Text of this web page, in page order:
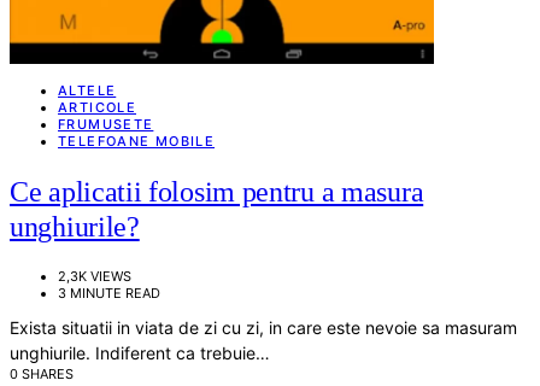
ALTELE
ARTICOLE
FRUMUSETE
TELEFOANE MOBILE
Ce aplicatii folosim pentru a masura
unghiurile?
2,3K VIEWS
3 MINUTE READ
Exista situatii in viata de zi cu zi, in care este nevoie sa masuram
unghiurile. Indiferent ca trebuie…
0 SHARES